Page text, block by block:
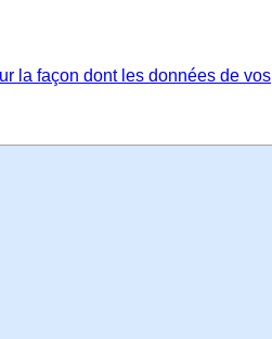
la façon dont les données de vos